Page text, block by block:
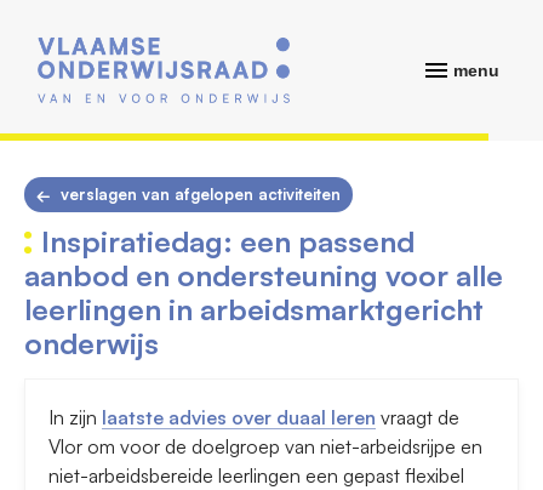
menu
verslagen van afgelopen activiteiten
Inspiratiedag: een passend
aanbod en ondersteuning voor alle
leerlingen in arbeidsmarktgericht
onderwijs
In zijn laatste advies over duaal leren vraagt de
Vlor om voor de doelgroep van niet-arbeidsrijpe en
niet-arbeidsbereide leerlingen een gepast flexibel